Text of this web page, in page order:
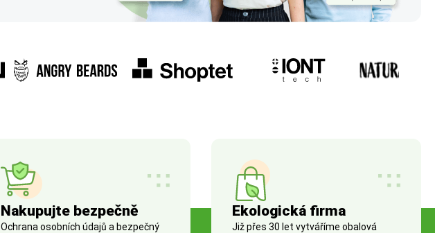
Nakupujte bezpečně
Ochrana osobních údajů a bezpečný
Ekologická firma
Již přes 30 let vytváříme obalová